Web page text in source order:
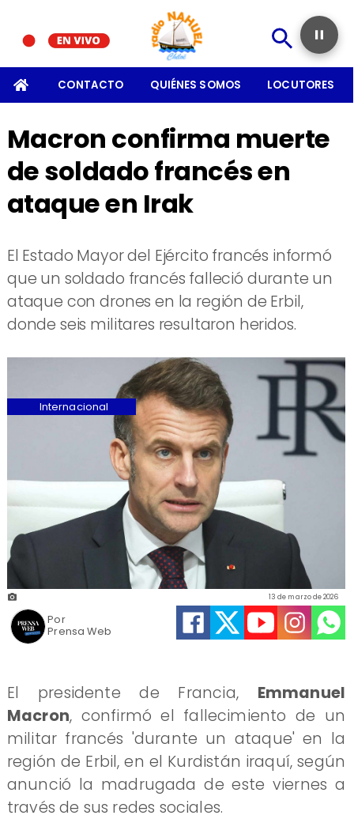
QUIÉNES SOMOS LOCUTORES CONTACTO
Macron confirma muerte
de soldado francés en
ataque en Irak
El Estado Mayor del Ejército francés informó
que un soldado francés falleció durante un
ataque con drones en la región de Erbil,
donde seis militares resultaron heridos.
Prensa Web
13 de marzo de 2026
Internacional
Por
El presidente de Francia, Emmanuel
Macron, confirmó el fallecimiento de un
militar francés 'durante un ataque' en la
región de Erbil, en el Kurdistán iraquí, según
anunció la madrugada de este viernes a
través de sus redes sociales.